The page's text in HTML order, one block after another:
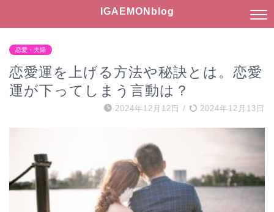
IGAEMONblog
恋愛・夫婦
恋愛運を上げる方法や秘訣とは。恋愛
運が下ってしまう言動は？
2024年12月12日 / 2024年12月13日